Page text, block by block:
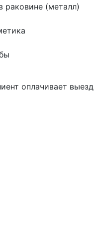
раковине (металл)
оплачивает выезд